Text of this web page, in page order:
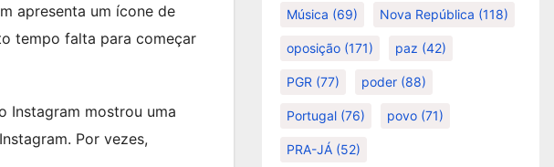
apresenta um ícone de
tempo falta para começar
Instagram mostrou uma
Por vezes,
Música (69) Nova República (118)
oposição (171) paz (42)
PGR (77) poder (88)
Portugal (76) povo (71)
PRA-JÁ (52)